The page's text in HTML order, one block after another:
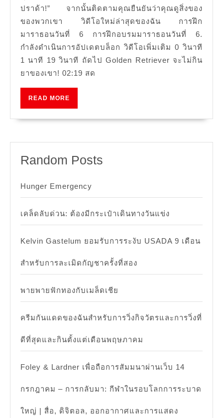
ปราด้า!” จากนั้นติดตามคุณยืนยันว่าคุณดูสิ่งของ
ของพวกเขา วิดีโอใหม่ล่าสุดของฉัน การฝึก
มาราธอนวันที่ 6 การฝึกอบรมมาราธอนวันที่ 6.
กำลังดำเนินการอัปเดตบล็อก วิดีโอเพิ่มเติม 0 วินาที
1 นาที 19 วินาที ถัดไป Golden Retriever จะไม่กิน
ยาของเขา! 02:19 สด
READ MORE
Random Posts
Hunger Emergency
เคล็ดลับด่วน: ต้องมีกระเป๋าเดินทางวันแข่ง
Kelvin Gastelum ยอมรับการระงับ USADA 9 เดือน
สำหรับการละเมิดกัญชาครั้งที่สอง
พายพายฟักทองกับเมล็ดเชีย
ครีมกันแดดของฉันสำหรับการวิ่งกิจวัตรและการวิ่งที่
ดีที่สุดและกินตั้งแต่เดือนพฤษภาคม
Foley & Lardner เพื่อถือการสัมมนาผ่านเว็บ 14
กรกฎาคม – การกลับมา: กีฬาในรอบโลกการระบาด
ใหญ่ | สื่อ, ดิจิตอล, ออกอากาศและการแสดง